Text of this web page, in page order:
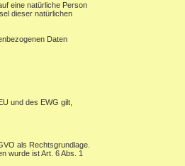
eine natürliche Person
dieser natürlichen
Daten
und des EWG gilt,
als Rechtsgrundlage.
wurde ist Art. 6 Abs. 1